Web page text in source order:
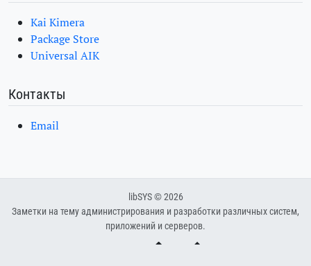
Kai Kimera
Package Store
Universal AIK
Контакты
Email
libSYS © 2026
Заметки на тему администрирования и разработки различных систем,
приложений и серверов.